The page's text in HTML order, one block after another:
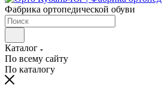
Фабрика ортопедической обуви
Каталог
По всему сайту
По каталогу